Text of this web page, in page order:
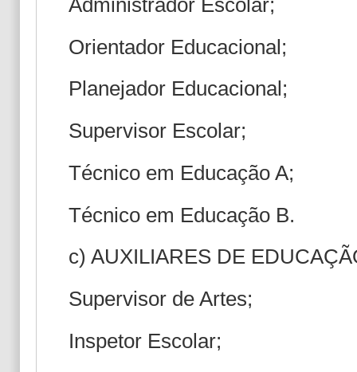
Orientador Educacional;
Planejador Educacional;
Supervisor Escolar;
Técnico em Educação A;
Técnico em Educação B.
c) AUXILIARES DE
Supervisor de Artes;
Inspetor Escolar;